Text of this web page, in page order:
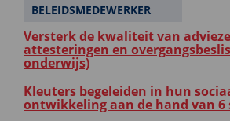
BELEIDSMEDEWERKER
Versterk de kwaliteit van
attesteringen en
onderwijs)
Kleuters begeleiden in hun
ontwikkeling aan de hand van 6